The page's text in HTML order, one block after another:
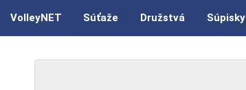
VolleyNET Súťaže Družstvá Súpisky